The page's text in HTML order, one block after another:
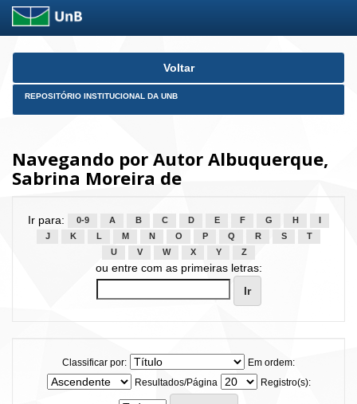
Skip
Voltar
REPOSITÓRIO INSTITUCIONAL DA UNB
Navegando por Autor Albuquerque,
Sabrina Moreira de
Ir para: 0-9 A B C D E F G H
J
K L M N O P Q R S
T
U
V W X Y Z
ou entre com as primeiras letras:
Classificar por:
Em ordem:
Resultados/Página
Registro(s):